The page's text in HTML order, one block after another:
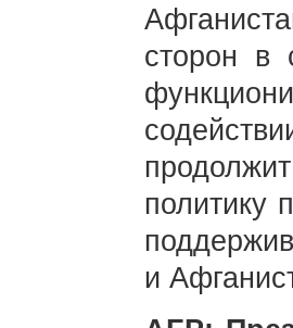
сторон в
политику
и